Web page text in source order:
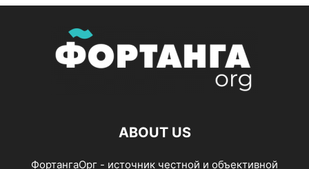
ABOUT US
ФортангаОрг - источник честной и объективной